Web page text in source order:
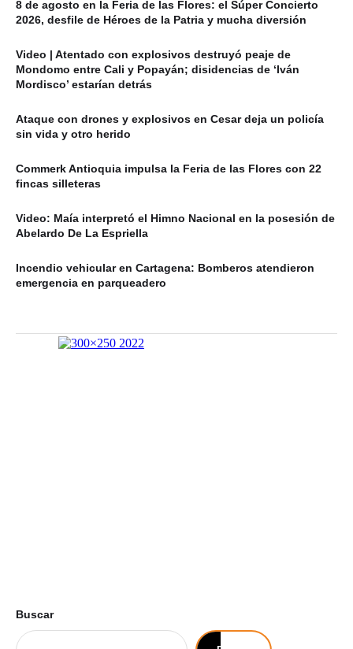
8 de agosto en la Feria de las Flores: el Súper Concierto
2026, desfile de Héroes de la Patria y mucha diversión
Video | Atentado con explosivos destruyó peaje de
Mondomo entre Cali y Popayán; disidencias de ‘Iván
Mordisco’ estarían detrás
Ataque con drones y explosivos en Cesar deja un policía
sin vida y otro herido
Commerk Antioquia impulsa la Feria de las Flores con 22
fincas silleteras
Video: Maía interpretó el Himno Nacional en la posesión de
Abelardo De La Espriella
Incendio vehicular en Cartagena: Bomberos atendieron
emergencia en parqueadero
Buscar